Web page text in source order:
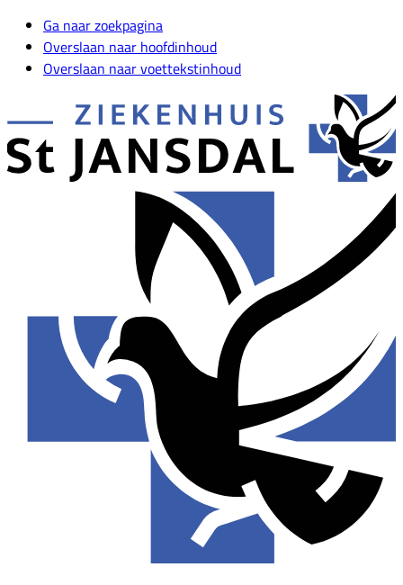
Ga naar zoekpagina
Overslaan naar hoofdinhoud
Overslaan naar voettekstinhoud